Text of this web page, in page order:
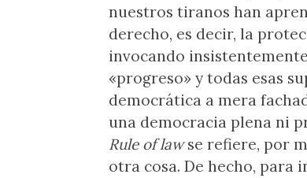
nuestros tiranos han
derecho, es decir, la
invocando
«progreso» y todas esas
democrática a mera
una democracia plena ni
Rule of lawse refiere, por
otra cosa. De hecho,